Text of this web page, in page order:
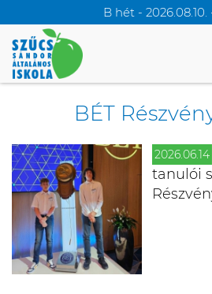
B hét -
BÉT
2026.06.14
tanulói